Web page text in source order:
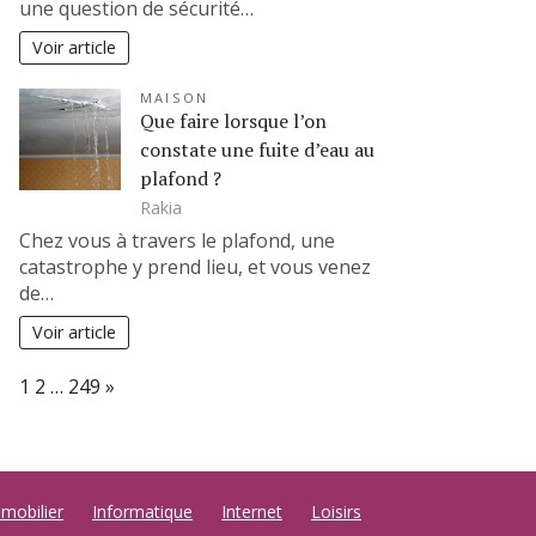
une question de sécurité…
Voir article
MAISON
Que faire lorsque l’on
constate une fuite d’eau au
plafond ?
Rakia
Chez vous à travers le plafond, une
catastrophe y prend lieu, et vous venez
de…
Voir article
Page:
1 2 … 249 Next
»
Informatique Internet
Loisirs